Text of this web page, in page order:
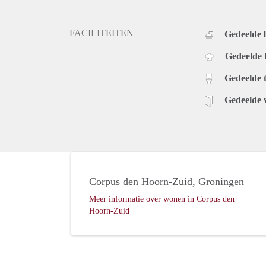
FACILITEITEN Gedeelde
Gedeelde
Gedeelde
Gedeelde
Corpus den Hoorn-Zuid, Groningen
Meer informatie over wonen in Corpus den
Hoorn-Zuid